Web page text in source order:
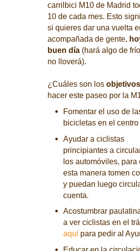
carrilbici M10 de Madrid
10 de cada mes. Esto
si quieres dar una vuelta
acompañada de gente,
buen día (hará algo de
no lloverá).
¿Cuáles son los objetivos
hacer este paseo por la
Fomentar el uso de
bicicletas en el
Ayudar a ciclistas
principiantes a
los automóviles, para
esta manera tomen
y puedan luego
cuenta.
Acostumbrar
a ver ciclistas en el
aquí para pedir al